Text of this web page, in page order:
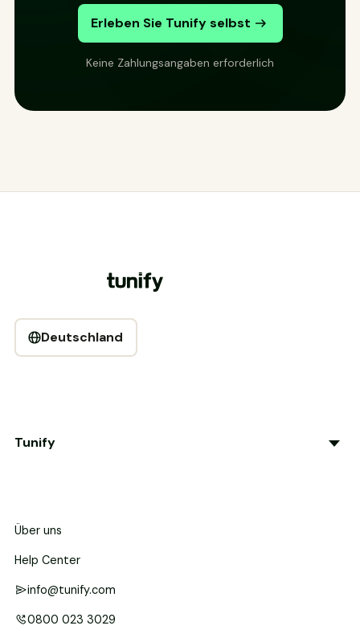
Erleben Sie Tunify selbst
Keine Zahlungsangaben erforderlich
Deutschland
Tunify
Über uns
Help Center
info@tunify.com
0800 023 3029